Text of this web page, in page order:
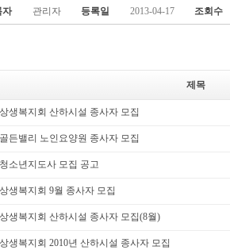
자 관리자 등록일 2013-04-17 조회수
제목
상생복지회 산하시설 종사자 모집
골든밸리 노인요양원 종사자 모집
청소년지도사 모집 공고
상생복지회 9월 종사자 모집
상생복지회 산하시설 종사자 모집(8월)
상생복지회 2010년 산하시설 종사자 모집